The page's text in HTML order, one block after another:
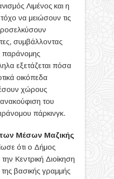
Λιμένος και η
να μειώσουν τις
συμβάλλοντας
παράνομης
εξετάζεται πόσα
οικόπεδα
χώρους
του
πάρκινγκ.
Μέσων Μαζικής
ότι ο Δήμος
Κεντρική Διοίκηση
βασικής γραμμής